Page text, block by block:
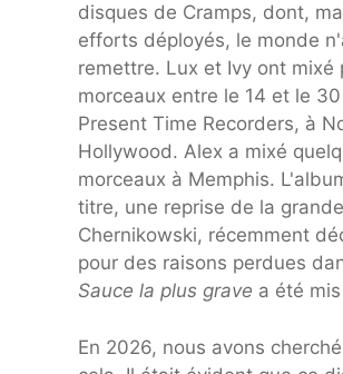
disques de Cramps, dont,
efforts déployés, le monde
remettre. Lux et Ivy ont mixé
morceaux entre le 14 et le
Present Time Recorders, à
Hollywood. Alex a mixé
morceaux à Memphis.
titre, une reprise de la
Chernikowski, récemment
pour des raisons perdues
Sauce la plus grave a été
En 2026, nous avons